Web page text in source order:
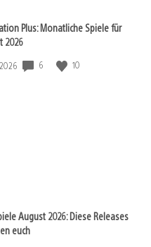
Plus: Monatliche Spiele für
2026
6 10
August 2026: Diese Releases
euch